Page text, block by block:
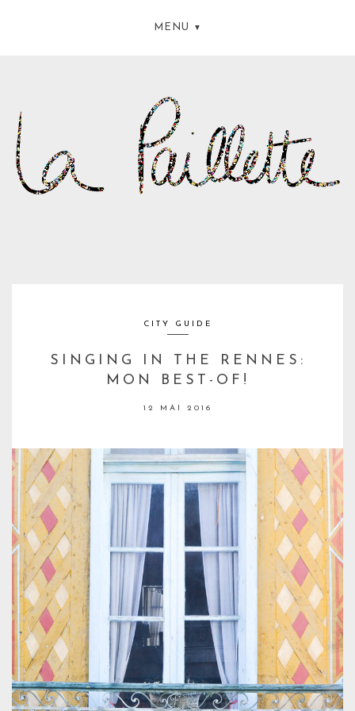
MENU
CITY GUIDE
SINGING IN THE RENNES:
MON BEST-OF!
12 MAI 2016